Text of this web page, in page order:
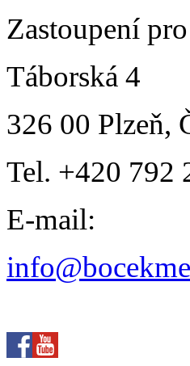
Zastoupení
Táborská 4
326 00 Plzeň,
Tel. +420 792
E-mail: